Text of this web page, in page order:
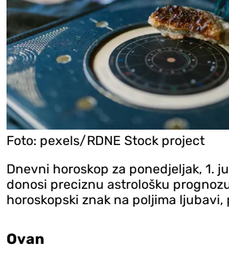
Foto: pexels/RDNE Stock project
Dnevni horoskop za ponedjeljak, 1.
donosi preciznu astrološku
horoskopski znak na poljima ljubavi,
Ovan